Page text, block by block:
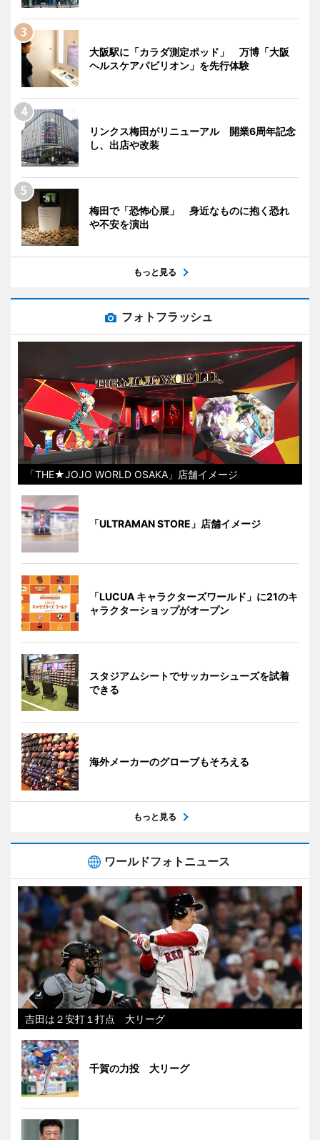
大阪駅に「カラダ測定ポッド」 万博「大阪
ヘルスケアパビリオン」を先行体験
リンクス梅田がリニューアル 開業6周年記念
し、出店や改装
梅田で「恐怖心展」 身近なものに抱く恐れ
や不安を演出
もっと見る
フォトフラッシュ
「THE★JOJO WORLD OSAKA」店舗イメージ
「ULTRAMAN STORE」店舗イメージ
「LUCUA キャラクターズワールド」に21のキ
ャラクターショップがオープン
スタジアムシートでサッカーシューズを試着
できる
海外メーカーのグローブもそろえる
もっと見る
ワールドフォトニュース
吉田は２安打１打点 大リーグ
千賀の力投 大リーグ